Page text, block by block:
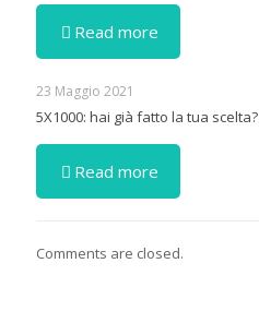
Read more
23 Maggio 2021
5X1000: hai già fatto la tua scelta?
Read more
Comments are closed.